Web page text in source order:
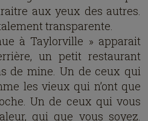
aux yeux des autres.
transparente.
à Taylorville » apparait
un petit restaurant
de mine. Un de ceux qui
les vieux qui n’ont que
Un de ceux qui vous
qui que vous soyez.